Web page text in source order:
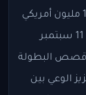
توعوية جديدة تستهدف توعية نحو 100 مليون أمريكي
لم يكونوا على قيد الحياة خلال هجمات 11 سبتمبر
قصص البطولة
الوعي بين